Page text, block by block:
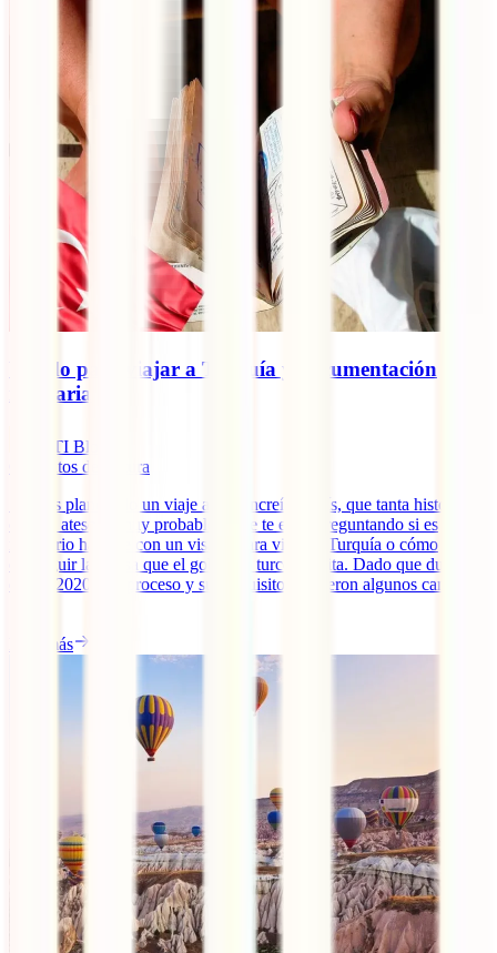
Visado para viajar a Turquía y documentación
necesaria
IATI Blog
minutos de lectura
Si estás planeando un viaje a este increíble país, que tanta historia y
cultura atesora, muy probablemente te estés preguntando si es
necesario hacerse con un visado para viajar a Turquía o cómo
conseguir la e-visa que el gobierno turco tramita. Dado que durante
el año 2020 este proceso y sus requisitos sufrieron algunos cambios,
Leer más